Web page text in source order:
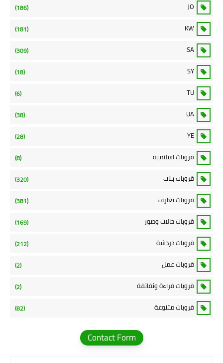
JO
(186)
KW
(181)
SA
(309)
SY
(18)
TU
(6)
UA
(38)
YE
(28)
قروبات اسلامية (8)
قروبات بنات (320)
قروبات تعارف (381)
قروبات حالات وصور (169)
قروبات دردشة (212)
قروبات عمل (2)
قروبات قراءة وثقاتفة (2)
قروبات متنوعة (82)
Contact Form